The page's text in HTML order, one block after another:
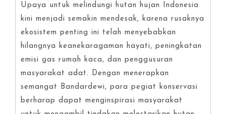
Upaya untuk melindungi hutan hujan Indonesia
kini menjadi semakin mendesak, karena rusaknya
ekosistem penting ini telah menyebabkan
hilangnya keanekaragaman hayati, peningkatan
emisi gas rumah kaca, dan penggusuran
masyarakat adat. Dengan menerapkan
semangat Bandardewi, para pegiat konservasi
berharap dapat menginspirasi masyarakat